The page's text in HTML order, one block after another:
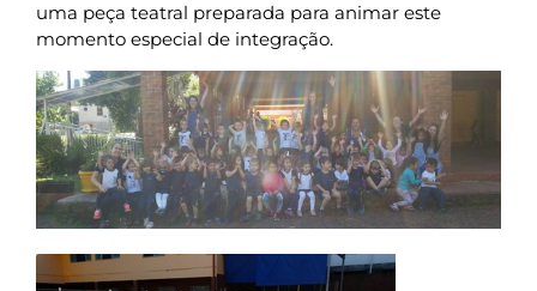
uma peça teatral preparada para animar este
momento especial de integração.